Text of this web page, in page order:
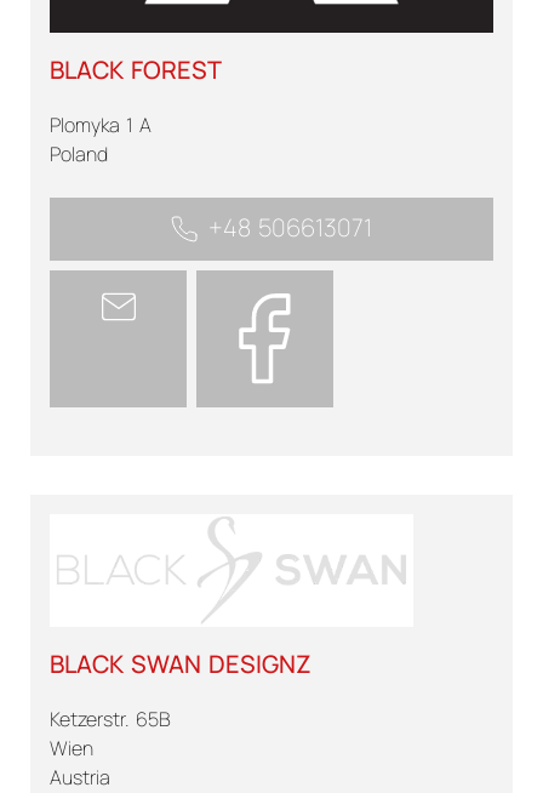
BLACK FOREST
Plomyka 1 A
Poland
+48 506613071
BLACK SWAN DESIGNZ
Ketzerstr. 65B
Wien
Austria